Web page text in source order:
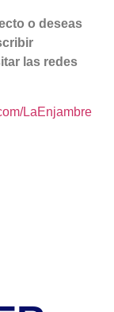
o deseas
las redes
LaEnjambre